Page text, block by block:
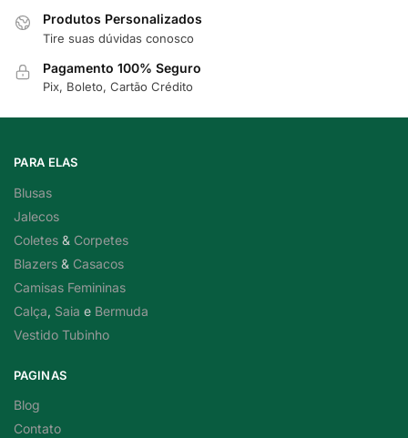
Produtos Personalizados
Tire suas dúvidas conosco
Pagamento 100% Seguro
Pix, Boleto, Cartão Crédito
PARA ELAS
Blusas
Jalecos
Coletes & Corpetes
Blazers & Casacos
Camisas Femininas
Calça, Saia e Bermuda
Vestido Tubinho
PAGINAS
Blog
Contato